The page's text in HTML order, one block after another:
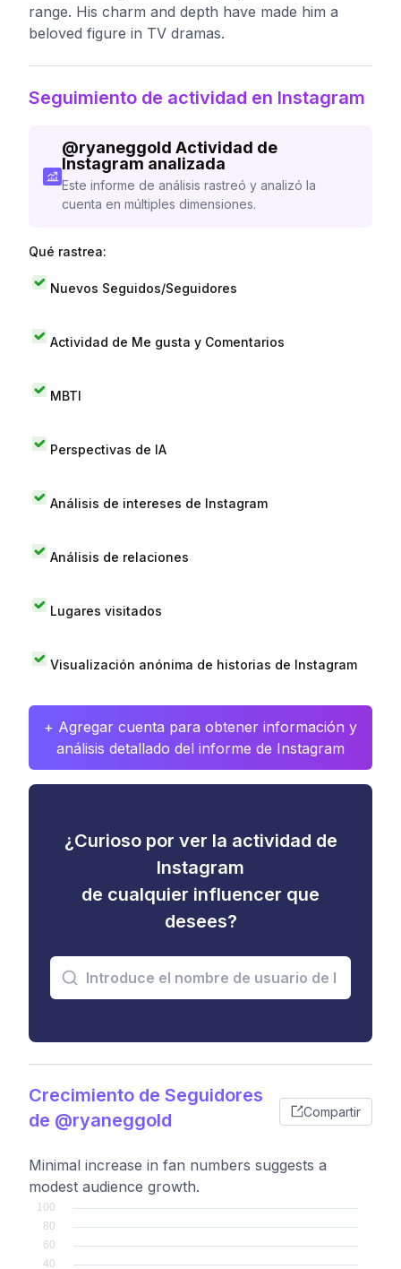
range. His charm and depth have made him a
beloved figure in TV dramas.
Seguimiento de actividad en Instagram
@ryaneggold Actividad de
Instagram analizada
Este informe de análisis rastreó y analizó la
cuenta en múltiples dimensiones.
Qué rastrea:
Nuevos Seguidos/Seguidores
Actividad de Me gusta y Comentarios
MBTI
Perspectivas de IA
Análisis de intereses de Instagram
Análisis de relaciones
Lugares visitados
Visualización anónima de historias de Instagram
+ Agregar cuenta para obtener información y
análisis detallado del informe de Instagram
¿Curioso por ver la actividad de
Instagram
de cualquier influencer que
desees?
Crecimiento de Seguidores
de @ryaneggold
Compartir
Minimal increase in fan numbers suggests a
modest audience growth.